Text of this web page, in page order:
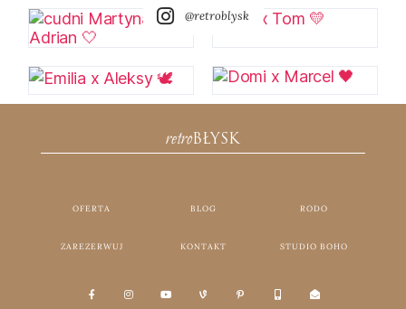
@retroblysk
retroBŁYSK
OFERTA BLOG RODO
ZAREZERWUJ KONTAKT STUDIO BOHO